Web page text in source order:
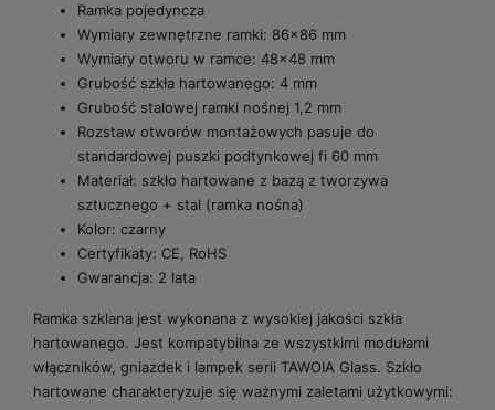
Ramka pojedyncza
Wymiary zewnętrzne ramki: 86x86 mm
Wymiary otworu w ramce: 48x48 mm
Grubość szkła hartowanego: 4 mm
Grubość stalowej ramki nośnej 1,2 mm
Rozstaw otworów montażowych pasuje do
standardowej puszki podtynkowej fi 60 mm
Materiał: szkło hartowane z bazą z tworzywa
sztucznego + stal (ramka nośna)
Kolor: czarny
Certyfikaty: CE, RoHS
Gwarancja: 2 lata
Ramka szklana jest wykonana z wysokiej jakości szkła
hartowanego. Jest kompatybilna ze wszystkimi modułami
włączników, gniazdek i lampek serii TAWOIA Glass. Szkło
hartowane charakteryzuje się ważnymi zaletami użytkowymi: